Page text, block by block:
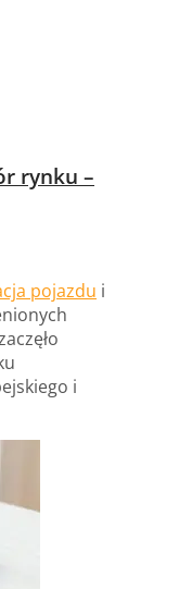
rynku –
pojazdu i
i